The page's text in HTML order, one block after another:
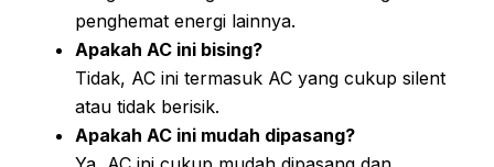
penghemat energi lainnya.
Apakah AC ini bising?
Tidak, AC ini termasuk AC yang cukup silent
atau tidak berisik.
Apakah AC ini mudah dipasang?